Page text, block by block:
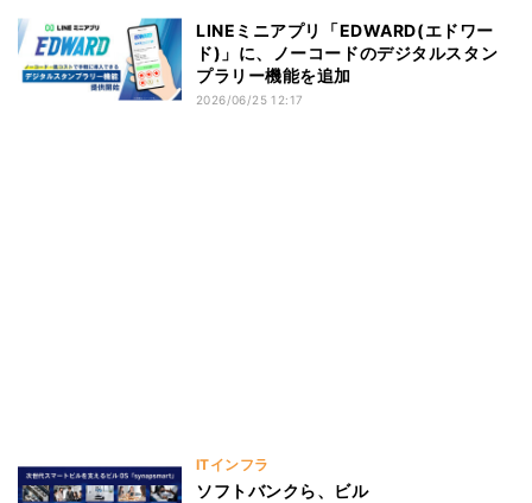
LINEミニアプリ「EDWARD(エドワー
ド)」に、ノーコードのデジタルスタン
プラリー機能を追加
2026/06/25 12:17
ITインフラ
ソフトバンクら、ビル